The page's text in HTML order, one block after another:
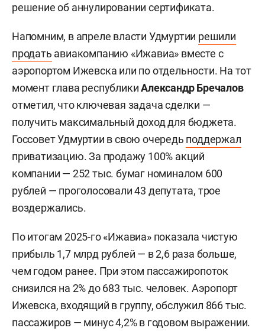
решение об аннулировании сертификата.
Напомним, в апреле власти Удмуртии решили
продать авиакомпанию «Ижавиа» вместе с
аэропортом Ижевска или по отдельности. На тот
момент глава республикиАлександр Бречалов
отметил, что ключевая задача сделки —
получить максимальный доход для бюджета.
Госсовет Удмуртии в свою очередь поддержал
приватизацию. За продажу 100% акций
компании — 252 тыс. бумаг номиналом 600
рублей — проголосовали 43 депутата, трое
воздержались.
По итогам 2025-го «Ижавиа» показала чистую
прибыль 1,7 млрд рублей — в 2,6 раза больше,
чем годом ранее. При этом пассажиропоток
снизился на 2% до 683 тыс. человек. Аэропорт
Ижевска, входящий в группу, обслужил 866 тыс.
пассажиров — минус 4,2% в годовом выражении.